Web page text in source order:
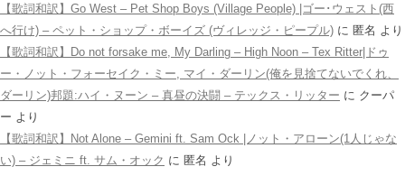
【歌詞和訳】Go West – Pet Shop Boys (Village People) |ゴー･ウェスト(西
へ行け) – ペット・ショップ・ボーイズ (ヴィレッジ・ピープル) に 匿名 より
【歌詞和訳】Do not forsake me, My Darling – High Noon – Tex Ritter|ドゥ
ー・ノット・フォーセイク・ミー, マイ・ダーリン(俺を見捨てないでくれ、
ダーリン)邦題:ハイ・ヌーン – 真昼の決闘 – テックス・リッター に クーパ
ー より
【歌詞和訳】Not Alone – Gemini ft. Sam Ock |ノット・アローン(1人じゃな
い) – ジェミニ ft. サム・オック に 匿名 より